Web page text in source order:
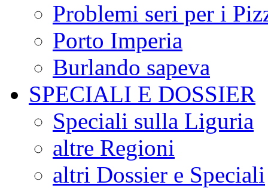
Problemi seri per i
Porto Imperia
Burlando sapeva
SPECIALI E DOSSIER
Speciali sulla Liguria
altre Regioni
altri Dossier e Speciali